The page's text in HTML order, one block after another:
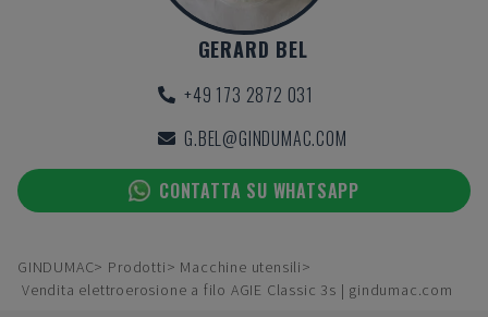
GERARD BEL
+49 173 2872 031
G.BEL@GINDUMAC.COM
CONTATTA SU WHATSAPP
GINDUMAC Prodotti
Macchine utensili
Vendita elettroerosione a filo AGIE Classic 3s | gindumac.com